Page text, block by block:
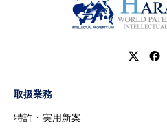
取扱業務
特許・実用新案